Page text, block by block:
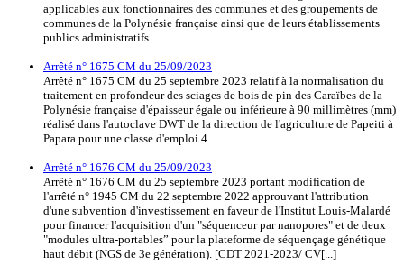
applicables aux fonctionnaires des communes et des groupements de
communes de la Polynésie française ainsi que de leurs établissements
publics administratifs
Arrêté n° 1675 CM du 25/09/2023
Arrêté n° 1675 CM du 25 septembre 2023 relatif à la normalisation du
traitement en profondeur des sciages de bois de pin des Caraïbes de la
Polynésie française d'épaisseur égale ou inférieure à 90 millimètres (mm)
réalisé dans l'autoclave DWT de la direction de l'agriculture de Papeiti à
Papara pour une classe d'emploi 4
Arrêté n° 1676 CM du 25/09/2023
Arrêté n° 1676 CM du 25 septembre 2023 portant modification de
l'arrêté n° 1945 CM du 22 septembre 2022 approuvant l'attribution
d'une subvention d'investissement en faveur de l'Institut Louis-Malardé
pour financer l'acquisition d'un "séquenceur par nanopores" et de deux
"modules ultra-portables” pour la plateforme de séquençage génétique
haut débit (NGS de 3e génération). [CDT 2021-2023/ CV[...]